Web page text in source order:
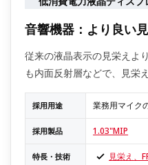
音響機器：より良い
従来の液晶表示の見栄えよ
も内面反射層などで、見栄
採用用途 業務用マイク
採用製品 1.03"MIP
特長・技術 見栄え、